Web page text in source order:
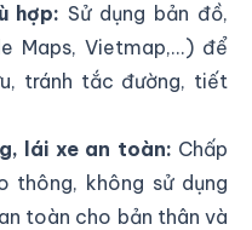
hợp: Sử dụng bản đồ,
Maps, Vietmap,...) để
tránh tắc đường, tiết
lái xe an toàn: Chấp
thông, không sử dụng
toàn cho bản thân và